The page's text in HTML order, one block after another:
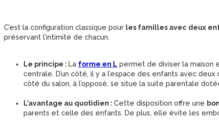
C’est la configuration classique pour les familles avec deux
préservant l’intimité de chacun.
Le principe : La forme en L permet de diviser la maison
centrale. D’un côté, il y a l’espace des enfants avec
côté du salon, à l’opposé, se situe la suite parentale
L’avantage au quotidien : Cette disposition offre une
parents et celle des enfants. De plus, elle évite les